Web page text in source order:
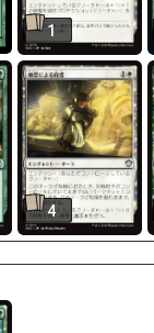
1
4